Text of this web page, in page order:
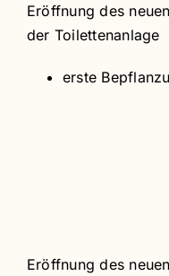
Eröffnung des
der Toilettenanlage
erste
Eröffnung des